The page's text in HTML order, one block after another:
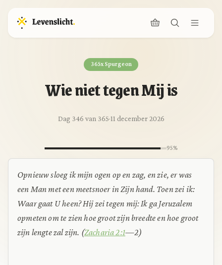
365x Spurgeon
Wie niet tegen Mij is
Dag 346 van 365·11 december 2026
95%
Opnieuw sloeg ik mijn ogen op en zag, en zie, er was
een Man met een meetsnoer in Zijn hand. Toen zei ik:
Waar gaat U heen? Hij zei tegen mij: Ik ga Jeruzalem
opmeten om te zien hoe groot zijn breedte en hoe groot
zijn lengte zal zijn. (Zacharia 2:1—2)